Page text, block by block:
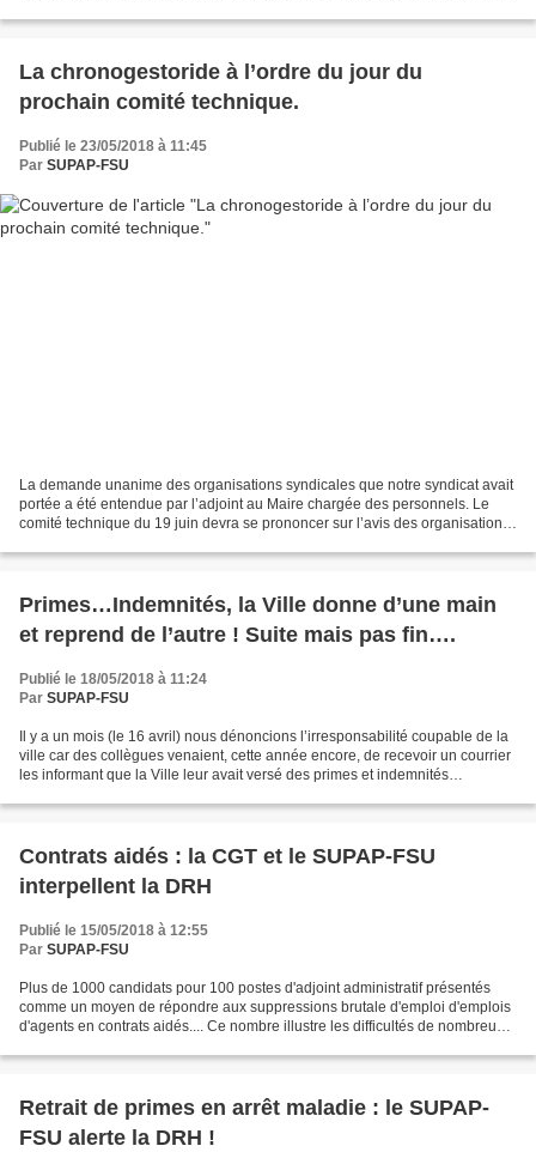
La chronogestoride à l’ordre du jour du
prochain comité technique.
Publié le 23/05/2018 à 11:45
Par SUPAP-FSU
La demande unanime des organisations syndicales que notre syndicat avait
portée a été entendue par l’adjoint au Maire chargée des personnels. Le
comité technique du 19 juin devra se prononcer sur l’avis des organisations
Primes…Indemnités, la Ville donne d’une main
et reprend de l’autre ! Suite mais pas fin….
Publié le 18/05/2018 à 11:24
Par SUPAP-FSU
Il y a un mois (le 16 avril) nous dénoncions l’irresponsabilité coupable de la
ville car des collègues venaient, cette année encore, de recevoir un courrier
les informant que la Ville leur avait versé des primes et indemnités
Contrats aidés : la CGT et le SUPAP-FSU
interpellent la DRH
Publié le 15/05/2018 à 12:55
Par SUPAP-FSU
Plus de 1000 candidats pour 100 postes d'adjoint administratif présentés
comme un moyen de répondre aux suppressions brutale d'emploi d'emplois
d'agents en contrats aidés.... Ce nombre illustre les difficultés de nombreux
Retrait de primes en arrêt maladie : le SUPAP-
FSU alerte la DRH !